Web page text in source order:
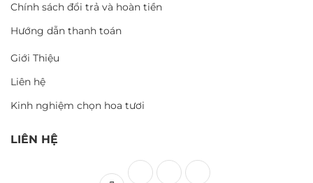
Chính sách đổi trả và hoàn tiền
Hướng dẫn thanh toán
Giới Thiệu
Liên hệ
Kinh nghiệm chọn hoa tươi
LIÊN HỆ